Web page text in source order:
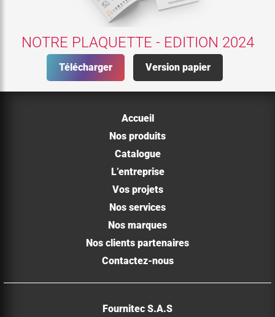
NOTRE PLAQUETTE - EDITION 2024
Télécharger Version papier
Accueil
Nos produits
Catalogue
L’entreprise
Vos projets
Nos services
Nos marques
Nos clients partenaires
Contactez-nous
Fournitec S.A.S